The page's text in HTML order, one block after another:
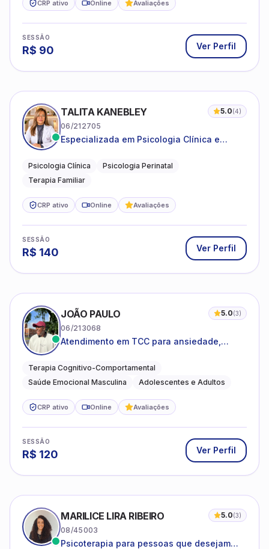
CRP ativo Online Avaliações
SESSÃO
R$ 90 Ver Perfil
TALITA KANEBLEY 5.0(4)
06/212705
Especializada em Psicologia Clínica e
famílias
Psicologia Clínica
Psicologia Perinatal
Terapia Familiar
CRP ativo Online Avaliações
SESSÃO
R$ 140 Ver Perfil
JOÃO PAULO 5.0(3)
06/213068
Atendimento em TCC para ansiedade,
emocional
Terapia Cognitivo-Comportamental
Saúde Emocional Masculina
Adolescentes e Adultos
CRP ativo Online Avaliações
SESSÃO
R$ 120 Ver Perfil
MARILICE LIRA RIBEIRO 5.0(3)
08/45003
Psicoterapia para pessoas que desejam